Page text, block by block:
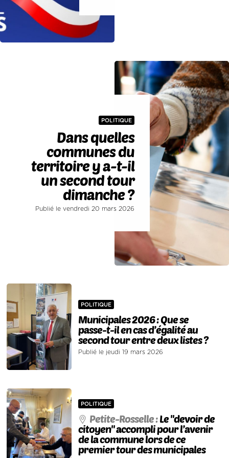
POLITIQUE
Dans quelles
communes du
territoire y a-t-il
un second tour
dimanche ?
Publié le vendredi 20 mars 2026
POLITIQUE
Municipales 2026 : Que se
passe-t-il en cas d’égalité au
second tour entre deux listes ?
Publié le jeudi 19 mars 2026
POLITIQUE
Petite-Rosselle :Le "devoir de
citoyen" accompli pour l’avenir
de la commune lors de ce
premier tour des municipales